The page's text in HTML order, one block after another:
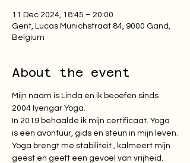
11 Dec 2024, 18:45 – 20:00
Gent, Lucas Munichstraat 84, 9000 Gand,
Belgium
About the event
Mijn naam is Linda en ik beoefen sinds
2004 Iyengar Yoga.
In 2019 behaalde ik mijn certificaat. Yoga
is een avontuur, gids en steun in mijn leven.
Yoga brengt me stabiliteit , kalmeert mijn
geest en geeft een gevoel van vrijheid.